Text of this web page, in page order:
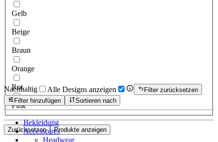
Gelb
Beige
Braun
Orange
Rot
Pink
Zurücksetzen Produkte anzeigen
Nachhaltig Alle Designs anzeigen
Filter zurücksetzen
Filter hinzufügen
Sortieren nach
Bekleidung
Accessoires
Headwear